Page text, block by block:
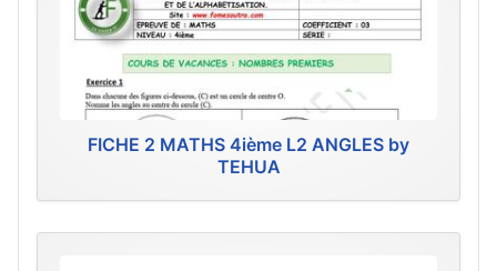
FICHE 2 MATHS 4ième L2 ANGLES by
TEHUA